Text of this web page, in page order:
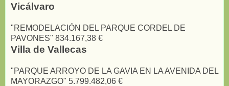
Vicálvaro
"REMODELACIÓN DEL PARQUE CORDEL DE
PAVONES" 834.167,38 €
Villa de Vallecas
"PARQUE ARROYO DE LA GAVIA EN LA AVENIDA DEL
MAYORAZGO" 5.799.482,06 €